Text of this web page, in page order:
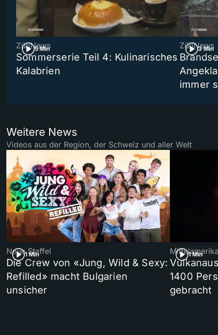
5 Min
ZüriNews
Sommerserie Teil 4: Kulinarisches
Kalabrien
3 Min
ZüriNews
immer
Weitere News
Videos aus der Region, der Schweiz und aller Welt
1 Min
Neue Staffel
Die Crew von «Jung, Wild & Sexy:
Refilled» macht Bulgarien
unsicher
1 Min
1400
gebracht